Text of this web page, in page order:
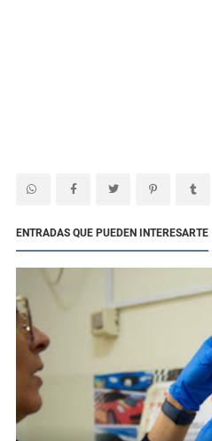
ENTRADAS QUE PUEDEN INTERESARTE